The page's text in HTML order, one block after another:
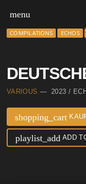
menu
COMPILATIONS ECHOS
VARIOUS — 2023 /
shopping_cart
playlist_add ADD